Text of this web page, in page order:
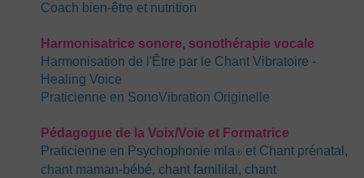
Coach bien-être et nutrition
Harmonisatrice sonore, sonothérapie vocale
Harmonisation de l'Être par le Chant Vibratoire -
Healing Voice
Praticienne en SonoVibration Originelle
Pédagogue de la Voix/Voie et Formatrice
Praticienne en Psychophonie mla ® et Chant prénatal,
chant maman-bébé, chant famililal, chant